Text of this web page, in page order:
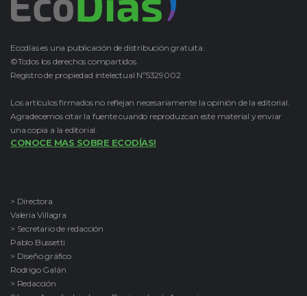
Ecodías es una publicación de distribución gratuita.
©Todos los derechos compartidos.
Registro de propiedad intelectual Nº5329002
Los artículos firmados no reflejan necesariamente la opinión de la editorial.
Agradecemos citar la fuente cuando reproduzcan este material y enviar
una copia a la editorial.
CONOCE MAS SOBRE ECODÍAS!
> Directora
Valeria Villagra
> Secretario de redacción
Pablo Bussetti
> Diseño gráfico
Rodrigo Galán
> Redacción